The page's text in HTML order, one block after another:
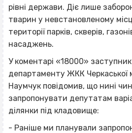
рівні держави. Діє лише
тварин у невстановленому
території парків, скверів,
насаджень.
У коментарі «18000»
департаменту ЖКК Черкаської
Наумчук повідомив, що нині
запропонувати депутатам
ділянки під кладовище:
- Раніше ми планували